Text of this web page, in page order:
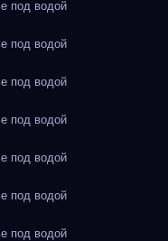
под водой
под водой
под водой
под водой
под водой
под водой
под водой